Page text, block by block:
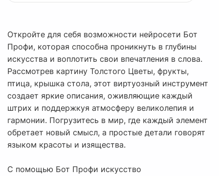
Откройте для себя возможности нейросети Бот
Профи, которая способна проникнуть в глубины
искусства и воплотить свои впечатления в слова.
Рассмотрев картину Толстого Цветы, фрукты,
птица, крышка стола, этот виртуозный инструмент
создает яркие описания, оживляющие каждый
штрих и поддержкуя атмосферу великолепия и
гармонии. Погрузитесь в мир, где каждый элемент
обретает новый смысл, а простые детали говорят
языком красоты и изящества.
С помощью Бот Профи искусство